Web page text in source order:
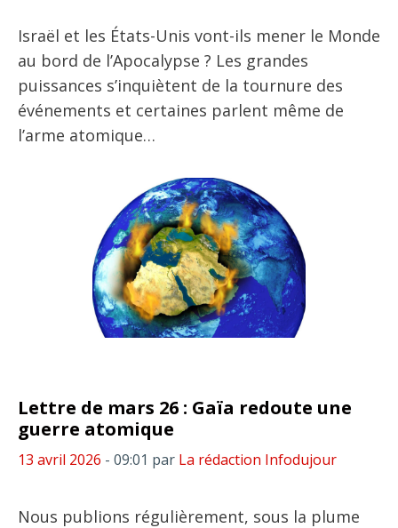
Israël et les États-Unis vont-ils mener le Monde
au bord de l’Apocalypse ? Les grandes
puissances s’inquiètent de la tournure des
événements et certaines parlent même de
l’arme atomique…
Lettre de mars 26 : Gaïa redoute une
guerre atomique
13 avril 2026 - 09:01 par La rédaction Infodujour
Nous publions régulièrement, sous la plume